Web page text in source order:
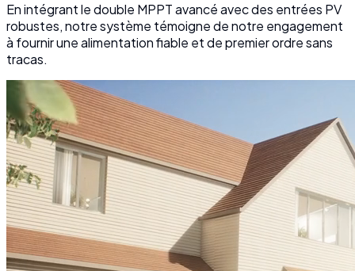
En intégrant le double MPPT avancé avec des entrées PV
robustes, notre système témoigne de notre engagement
à fournir une alimentation fiable et de premier ordre sans
tracas.